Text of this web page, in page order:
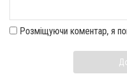
Розміщуючи коментар, я